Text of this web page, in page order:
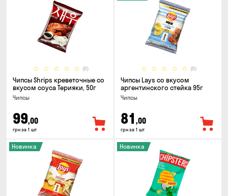
(0)
Чипсы Shrips креветочные со
вкусом соуса Терияки, 50г
Чипсы
99,00
грн за 1 шт
(0)
Чипсы Lays со вкусом
аргентинского стейка 95г
Чипсы
81 ,00
грн за 1 шт
Новинка Новинка